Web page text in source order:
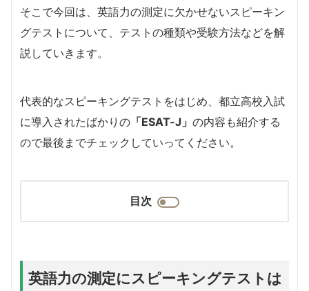
そこで今回は、英語力の測定に欠かせないスピーキン
グテストについて、テストの種類や受験方法などを解
説していきます。
代表的なスピーキングテストをはじめ、都立高校入試
に導入されたばかりの 「ESAT-J」 の内容も紹介する
ので最後までチェックしていってください。
目次
英語力の測定にスピーキングテストは